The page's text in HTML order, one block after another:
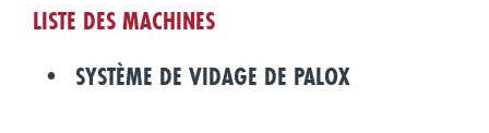
LISTE DES MACHINES
SYSTÈME DE VIDAGE DE PALOX